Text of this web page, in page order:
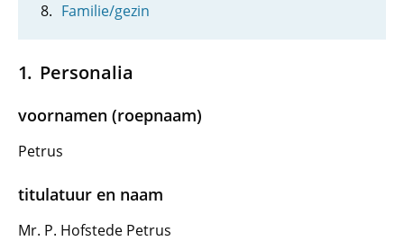
Familie/gezin
Personalia
voornamen (roepnaam)
Petrus
titulatuur en naam
Mr. P. Hofstede Petrus